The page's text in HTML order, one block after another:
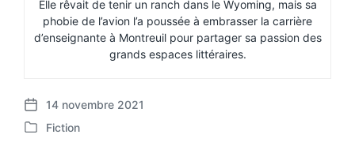
Elle rêvait de tenir un ranch dans le Wyoming, mais sa
phobie de l’avion l’a poussée à embrasser la carrière
d’enseignante à Montreuil pour partager sa passion des
grands espaces littéraires.
P
o
14 novembre 2021
P
Fiction